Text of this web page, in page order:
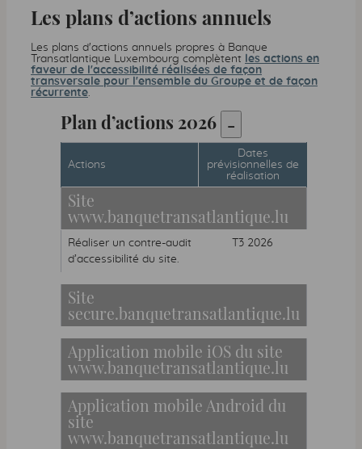
Les plans d’actions annuels
Les plans d'actions annuels propres à Banque
Transatlantique Luxembourg complètent les actions en
faveur de l'accessibilité réalisées de façon
transversale pour l'ensemble du Groupe et de façon
récurrente.
Plan d’actions 2026 -
2026 Plan d’actions. Tableau listant les
Actions
Dates
prévisionnelles de
réalisation
Site
www.banquetransatlantique.lu
Réaliser un contre-audit
d’accessibilité du site.
T3 2026
Site
secure.banquetransatlantique.lu
Application mobile iOS du site
www.banquetransatlantique.lu
Application mobile Android du
site
www.banquetransatlantique.lu